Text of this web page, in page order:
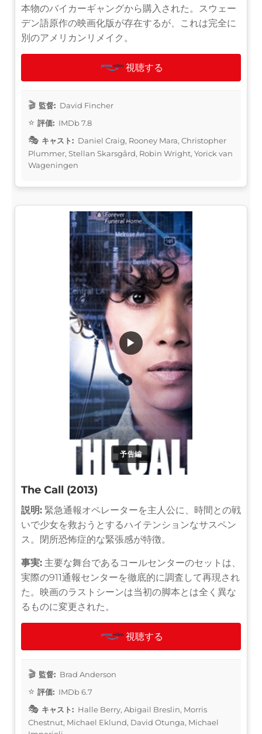
本物のバイカーギャングから購入された。スウェー
デン語原作の映画化版が存在するが、これは完全に
別のアメリカンリメイク。
視聴する
監督: David Fincher
評価: IMDb 7.8
キャスト: Daniel Craig, Rooney Mara, Christopher
Plummer, Stellan Skarsgård, Robin Wright, Yorick van
Wageningen
予告編
▶
The Call (2013)
説明: 緊急通報オペレーターを主人公に、時間との戦
いで少女を救おうとするハイテンションなサスペン
ス。閉所恐怖症的な緊張感が特徴。
事実: 主要な舞台であるコールセンターのセットは、
実際の911通報センターを徹底的に調査して再現され
た。映画のラストシーンは当初の脚本とは全く異な
るものに変更された。
視聴する
監督: Brad Anderson
評価: IMDb 6.7
キャスト: Halle Berry, Abigail Breslin, Morris
Chestnut, Michael Eklund, David Otunga, Michael